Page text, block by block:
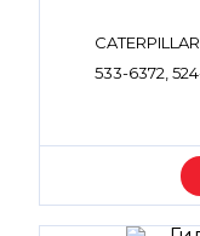
533-6372,